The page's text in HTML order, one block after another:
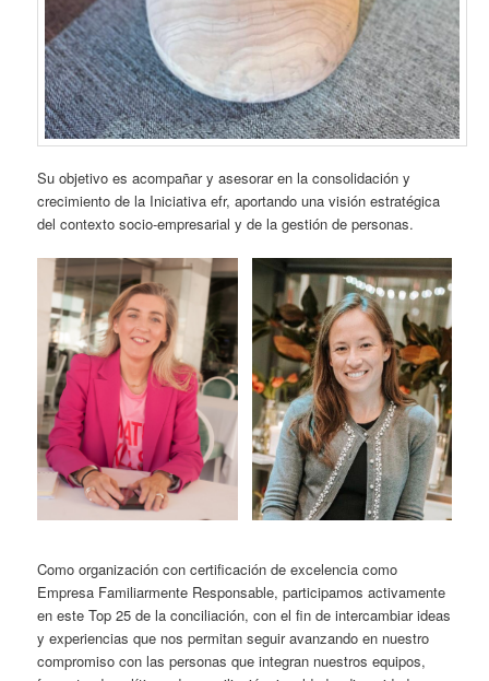
Su objetivo es acompañar y asesorar en la consolidación y
crecimiento de la Iniciativa efr, aportando una visión estratégica
del contexto socio-empresarial y de la gestión de personas.
Como organización con certificación de excelencia como
Empresa Familiarmente Responsable, participamos activamente
en este Top 25 de la conciliación, con el fin de intercambiar ideas
y experiencias que nos permitan seguir avanzando en nuestro
compromiso con las personas que integran nuestros equipos,